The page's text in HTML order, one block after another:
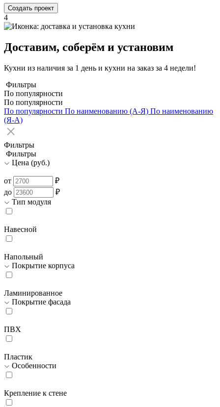
Создать проект
4
Доставим, соберём и установим
Кухни из наличия за 1 день и кухни на заказ за 4 недели!
Фильтры
По популярности
По популярности
По популярности По наименованию (А-Я) По наименованию
(Я-А)
Фильтры
Фильтры
Цена (руб.)
от
₽
до
₽
Тип модуля
Навесной
Напольный
Покрытие корпуса
Ламинированное
Покрытие фасада
ПВХ
Пластик
Особенности
Крепление к стене